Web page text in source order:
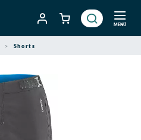
MENÜ
Shorts